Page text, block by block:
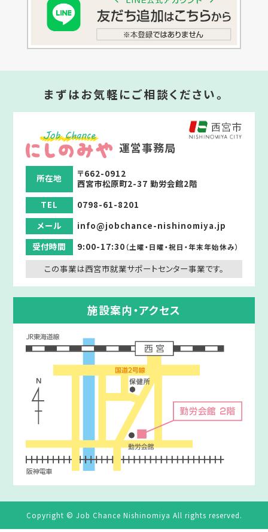
まずはお気軽にご相談ください。
運営事務局
所在地
〒662-0912
西宮市松原町2-37 勤労会館2階
TEL
0798-61-8201
メール
info@jobchance-nishinomiya.jp
受付時間
9:00-17:30（土曜・日曜・祝日・年末年始休み）
この事業は西宮市就業サポートセンター事業です。
施設案内・アクセス
Copyright © Job Chance Nishinomiya All rights reserved.